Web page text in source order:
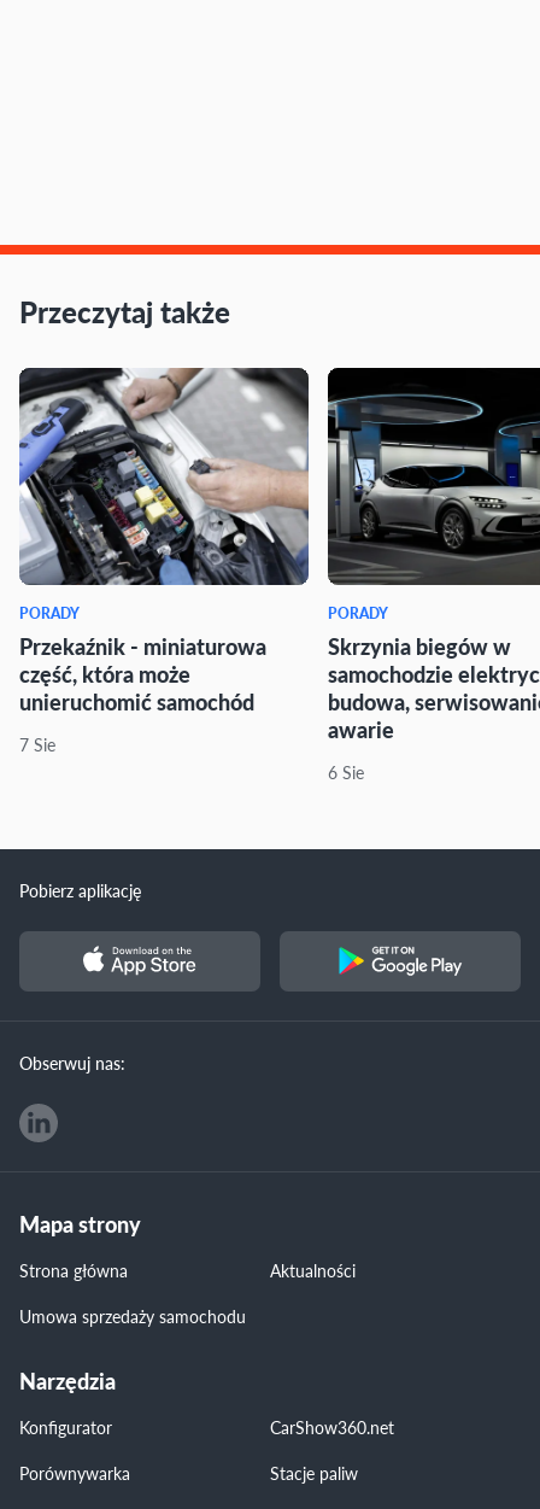
Przeczytaj także
PORADY
Przekaźnik - miniaturowa
część, która może
unieruchomić samochód
7 Sie
PORADY
Skrzynia biegów w
samochodzie
budowa,
awarie
6 Sie
Pobierz aplikację
Obserwuj nas:
Mapa strony
Strona główna
Aktualności
Umowa sprzedaży samochodu
Narzędzia
Konfigurator
CarShow360.net
Porównywarka
Stacje paliw